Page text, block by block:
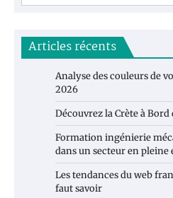
Articles récents
Analyse des couleurs de
2026
Découvrez la Crète à Bord
Formation ingénierie
dans un secteur en
Les tendances du web
faut savoir